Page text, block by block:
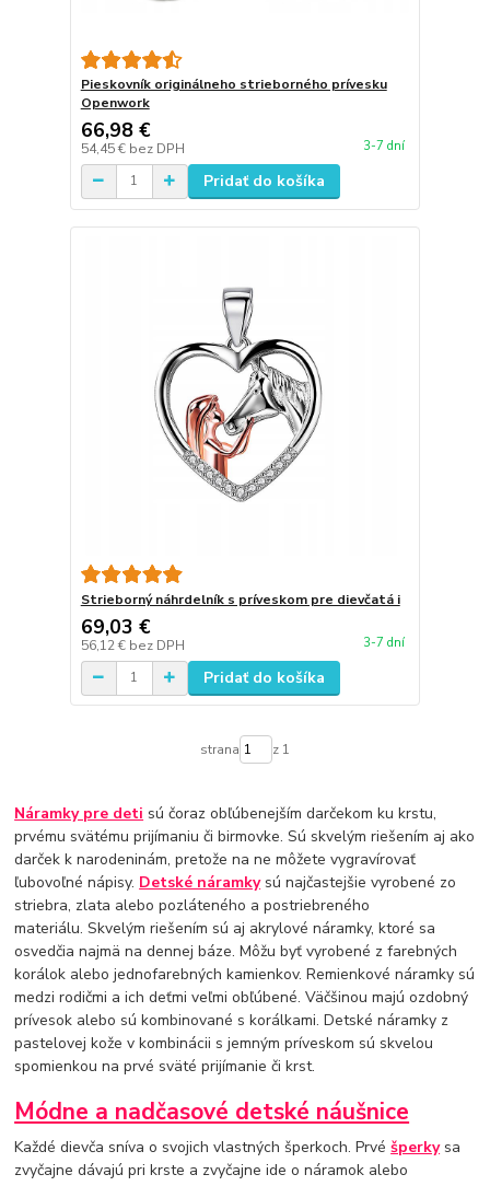
Pieskovník originálneho strieborného prívesku
Openwork
66,98 €
54,45 € bez DPH 3-7 dní
Pridať do košíka
Strieborný náhrdelník s príveskom pre dievčatá i
69,03 €
56,12 € bez DPH 3-7 dní
Pridať do košíka
strana z 1
Náramky pre deti sú čoraz obľúbenejším darčekom ku krstu,
prvému svätému prijímaniu či birmovke. Sú skvelým riešením aj ako
darček k narodeninám, pretože na ne môžete vygravírovať
ľubovoľné nápisy. Detské náramkysú najčastejšie vyrobené zo
striebra, zlata alebo pozláteného a postriebreného
materiálu. Skvelým riešením sú aj akrylové náramky, ktoré sa
osvedčia najmä na dennej báze. Môžu byť vyrobené z farebných
korálok alebo jednofarebných kamienkov. Remienkové náramky sú
medzi rodičmi a ich deťmi veľmi obľúbené. Väčšinou majú ozdobný
prívesok alebo sú kombinované s korálkami. Detské náramky z
pastelovej kože v kombinácii s jemným príveskom sú skvelou
spomienkou na prvé sväté prijímanie či krst.
Módne a nadčasové detské náušnice
Každé dievča sníva o svojich vlastných šperkoch. Prvéšperkysa
zvyčajne dávajú pri krste a zvyčajne ide o náramok alebo